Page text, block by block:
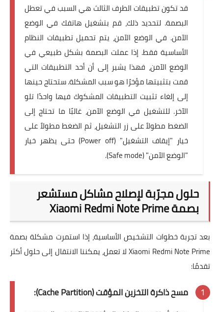
قد تكون تطبيقات الطرف الثالث هي السبب في تعطل
البصمة. لتحديد ذلك، قم بتشغيل هاتفك في الوضع
الآمن. في الوضع الآمن، يتم تحميل تطبيقات النظام
الأساسية فقط. إذا عملت البصمة بشكل طبيعي في
الوضع الآمن، فهذا يشير إلى أن أحد التطبيقات التي
قمت بتثبيتها مؤخرًا هو سبب المشكلة. ستحتاج حينها
إلى إلغاء تثبيت التطبيقات المشكوك فيها واحدًا تلو
الآخر. للتشغيل في الوضع الآمن، غالبًا ما تحتاج إلى
الضغط مطولاً على زر التشغيل، ثم الضغط مطولاً على
خيار "إيقاف التشغيل" (Power off) حتى يظهر خيار
"الوضع الآمن" (Safe mode).
حلول مجرّبة لإصلاح مشاكل مستشعر
بصمة Xiaomi Redmi Note Prime
بعد تجربة خطوات التشخيص الأساسية، إذا استمرت مشكلة بصمة
Xiaomi Redmi Note Prime لا تعمل، يمكننا الانتقال إلى حلول أكثر
تقدمًا:
مسح ذاكرة التخزين المؤقت (Cache Partition):